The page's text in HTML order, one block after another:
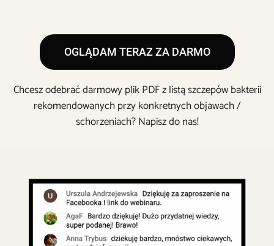
OGLĄDAM TERAZ ZA DARMO
Chcesz odebrać darmowy plik PDF z listą szczepów bakterii
rekomendowanych przy konkretnych objawach /
schorzeniach? Napisz do nas!